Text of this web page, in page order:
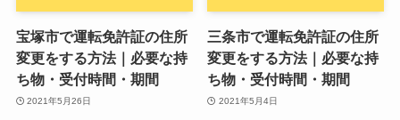
宝塚市で運転免許証の住所
変更をする方法｜必要な持
ち物・受付時間・期間
2021年5月26日
三条市で運転免許証の住所
変更をする方法｜必要な持
ち物・受付時間・期間
2021年5月4日